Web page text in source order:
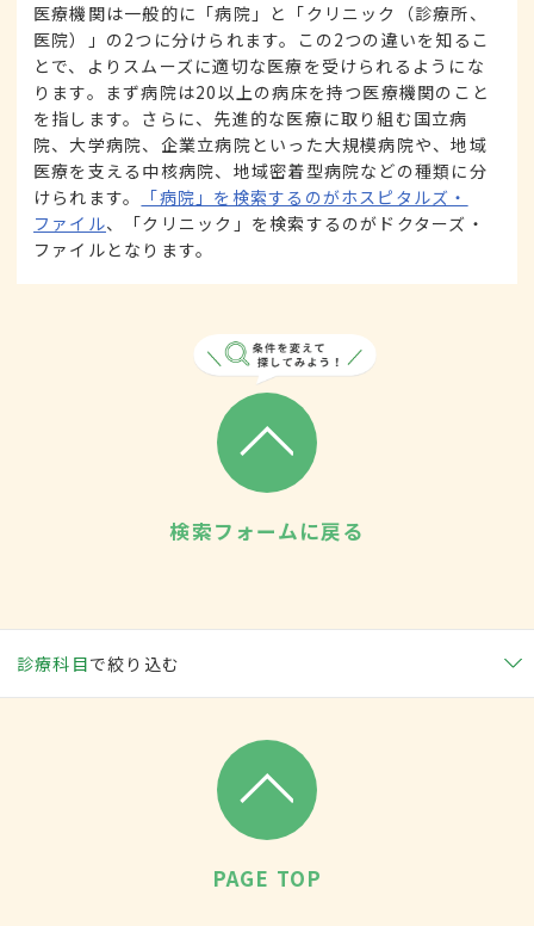
医療機関は一般的に「病院」と「クリニック（診療所、
医院）」の2つに分けられます。この2つの違いを知るこ
とで、よりスムーズに適切な医療を受けられるようにな
ります。まず病院は20以上の病床を持つ医療機関のこと
を指します。さらに、先進的な医療に取り組む国立病
院、大学病院、企業立病院といった大規模病院や、地域
医療を支える中核病院、地域密着型病院などの種類に分
けられます。
「病院」を検索するのがホスピタルズ・
ファイル、「クリニック」を検索するのがドクターズ・
ファイルとなります。
検索フォームに戻る
診療科目で絞り込む
PAGE TOP